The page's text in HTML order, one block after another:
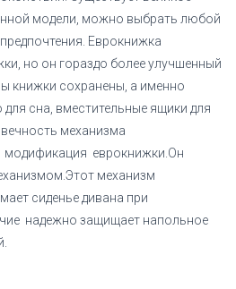
модели, можно выбрать любой
Еврокнижка
но он гораздо более улучшенный
книжки сохранены, а именно
сна, вместительные ящики для
механизма
модификация еврокнижки.Он
механизм
сиденье дивана при
надежно защищает напольное